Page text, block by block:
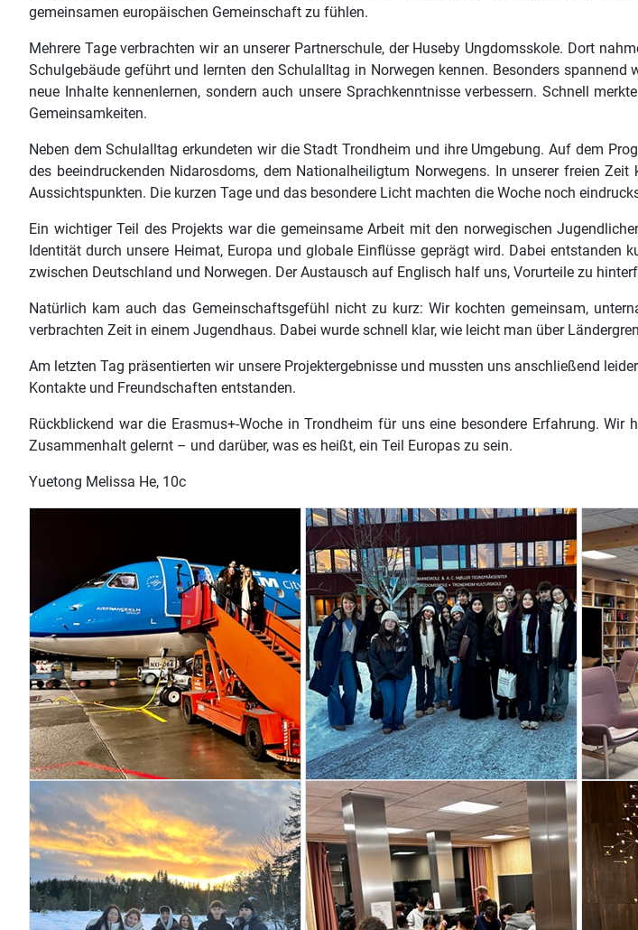
gemeinsamen europäischen Gemeinschaft zu fühlen.
Mehrere Tage verbrachten wir an unserer Partnerschule, der Huseby Ungdomsskole. Dort
Schulgebäude geführt und lernten den Schulalltag in Norwegen kennen. Besonders
neue Inhalte kennenlernen, sondern auch unsere Sprachkenntnisse verbessern. Schnell
Gemeinsamkeiten.
Neben dem Schulalltag erkundeten wir die Stadt Trondheim und ihre Umgebung. Auf dem
des beeindruckenden Nidarosdoms, dem Nationalheiligtum Norwegens. In unserer freien
Aussichtspunkten. Die kurzen Tage und das besondere Licht machten die Woche noch
Ein wichtiger Teil des Projekts war die gemeinsame Arbeit mit den norwegischen
Identität durch unsere Heimat, Europa und globale Einflüsse geprägt wird. Dabei entstanden
zwischen Deutschland und Norwegen. Der Austausch auf Englisch half uns, Vorurteile zu
Natürlich kam auch das Gemeinschaftsgefühl nicht zu kurz: Wir kochten gemeinsam,
verbrachten Zeit in einem Jugendhaus. Dabei wurde schnell klar, wie leicht man über
Am letzten Tag präsentierten wir unsere Projektergebnisse und mussten uns anschließend
Kontakte und Freundschaften entstanden.
Rückblickend war die Erasmus+-Woche in Trondheim für uns eine besondere Erfahrung.
Zusammenhalt gelernt – und darüber, was es heißt, ein Teil Europas zu sein.
Yuetong Melissa He, 10c